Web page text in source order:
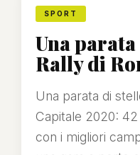
SPORT
Una
Rally di
Una parata di
Capitale 2020:
con i migliori